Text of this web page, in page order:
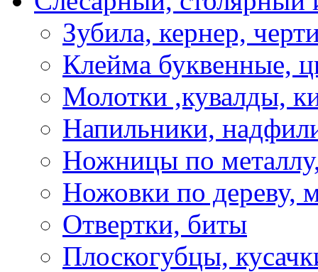
Зубила, кернер,
Клейма буквенные,
Молотки ,кувалды,
Напильники,
Ножницы по
Ножовки по дереву,
Отвертки, биты
Плоскогубцы,